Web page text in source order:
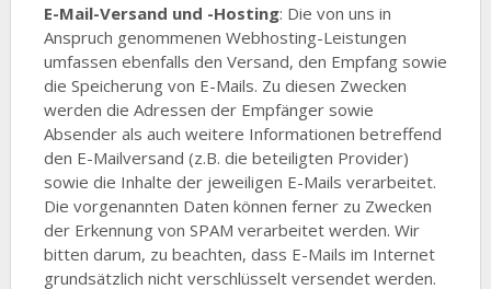
E-Mail-Versand und -Hosting: Die von uns in
Anspruch genommenen Webhosting-Leistungen
umfassen ebenfalls den Versand, den Empfang sowie
die Speicherung von E-Mails. Zu diesen Zwecken
werden die Adressen der Empfänger sowie
Absender als auch weitere Informationen betreffend
den E-Mailversand (z.B. die beteiligten Provider)
sowie die Inhalte der jeweiligen E-Mails verarbeitet.
Die vorgenannten Daten können ferner zu Zwecken
der Erkennung von SPAM verarbeitet werden. Wir
bitten darum, zu beachten, dass E-Mails im Internet
grundsätzlich nicht verschlüsselt versendet werden.